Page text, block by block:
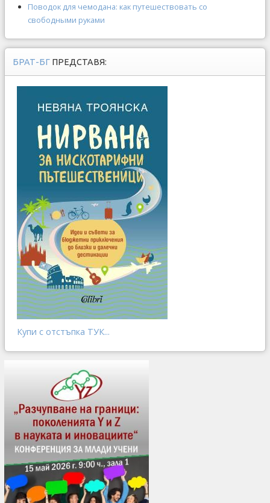
Поводок для чемодана: как путешествовать со
свободными руками
БРАТ-БГ ПРЕДСТАВЯ:
Купи с отстъпка ТУК...